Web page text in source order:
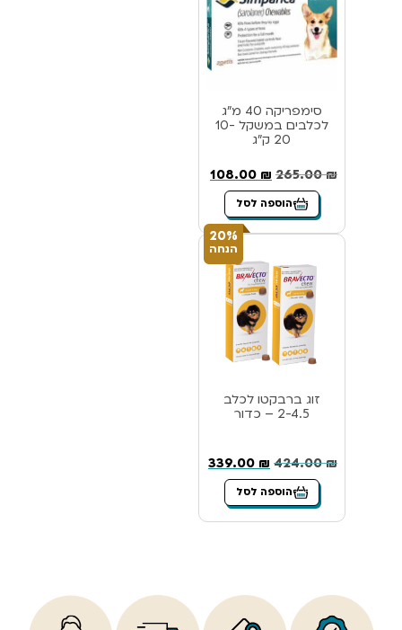
סימפריקה 40 מ”ג
לכלבים במשקל 10-
20 ק”ג
265.00₪
108.00 ₪
הוספה לסל
20%
הנחה
זוג ברבקטו לכלב
2-4.5 – כדור
424.00₪
339.00 ₪
הוספה לסל